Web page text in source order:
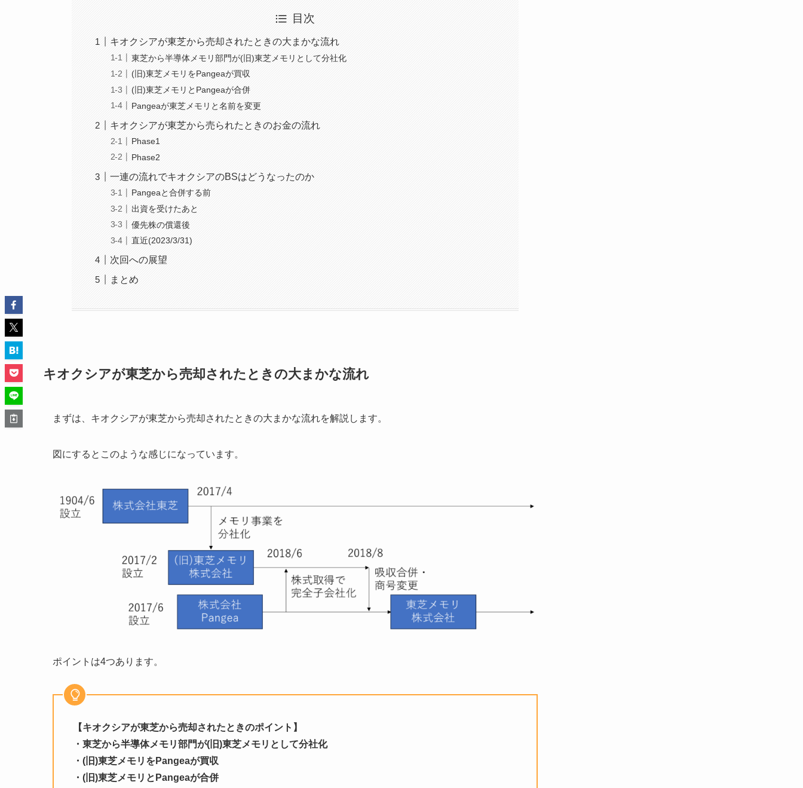
目次
キオクシアが東芝から売却されたときの大まかな流れ
東芝から半導体メモリ部門が(旧)東芝メモリとして分社化
(旧)東芝メモリをPangeaが買収
(旧)東芝メモリとPangeaが合併
Pangeaが東芝メモリと名前を変更
キオクシアが東芝から売られたときのお金の流れ
Phase1
Phase2
一連の流れでキオクシアのBSはどうなったのか
Pangeaと合併する前
出資を受けたあと
優先株の償還後
直近(2023/3/31)
次回への展望
まとめ
キオクシアが東芝から売却されたときの大まかな流れ
まずは、キオクシアが東芝から売却されたときの大まかな流れを解説します。
図にするとこのような感じになっています。
ポイントは4つあります。
【キオクシアが東芝から売却されたときのポイント】
・東芝から半導体メモリ部門が(旧)東芝メモリとして分社化
・(旧)東芝メモリをPangeaが買収
・(旧)東芝メモリとPangeaが合併